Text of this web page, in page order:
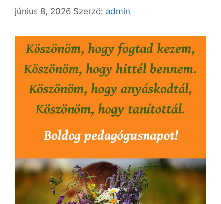
június 8, 2026 Szerző: admin